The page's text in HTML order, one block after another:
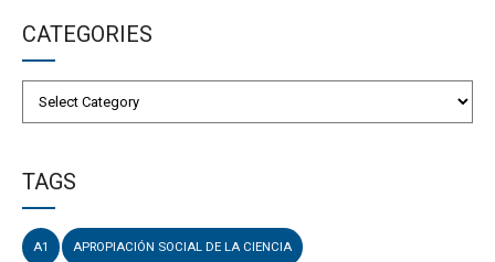
CATEGORIES
TAGS
A1 APROPIACIÓN SOCIAL DE LA CIENCIA